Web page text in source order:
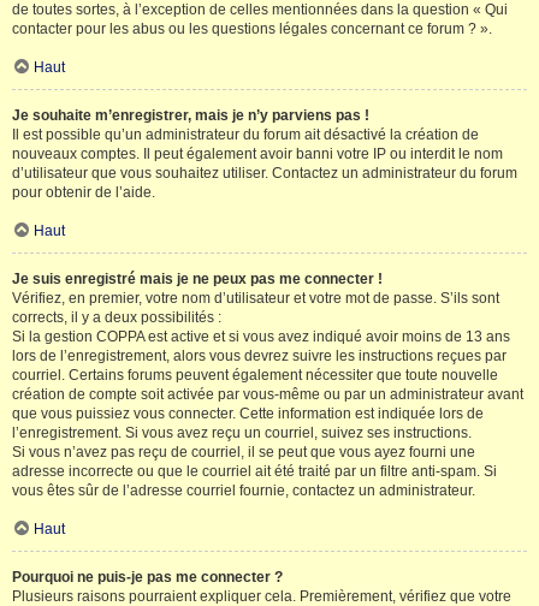
de toutes sortes, à l’exception de celles mentionnées dans la question « Qui
contacter pour les abus ou les questions légales concernant ce forum ? ».
Haut
Je souhaite m’enregistrer, mais je n’y parviens pas !
Il est possible qu’un administrateur du forum ait désactivé la création de
nouveaux comptes. Il peut également avoir banni votre IP ou interdit le nom
d’utilisateur que vous souhaitez utiliser. Contactez un administrateur du forum
pour obtenir de l’aide.
Haut
Je suis enregistré mais je ne peux pas me connecter !
Vérifiez, en premier, votre nom d’utilisateur et votre mot de passe. S’ils sont
corrects, il y a deux possibilités :
Si la gestion COPPA est active et si vous avez indiqué avoir moins de 13 ans
lors de l’enregistrement, alors vous devrez suivre les instructions reçues par
courriel. Certains forums peuvent également nécessiter que toute nouvelle
création de compte soit activée par vous-même ou par un administrateur avant
que vous puissiez vous connecter. Cette information est indiquée lors de
l’enregistrement. Si vous avez reçu un courriel, suivez ses instructions.
Si vous n’avez pas reçu de courriel, il se peut que vous ayez fourni une
adresse incorrecte ou que le courriel ait été traité par un filtre anti-spam. Si
vous êtes sûr de l’adresse courriel fournie, contactez un administrateur.
Haut
Pourquoi ne puis-je pas me connecter ?
Plusieurs raisons pourraient expliquer cela. Premièrement, vérifiez que votre